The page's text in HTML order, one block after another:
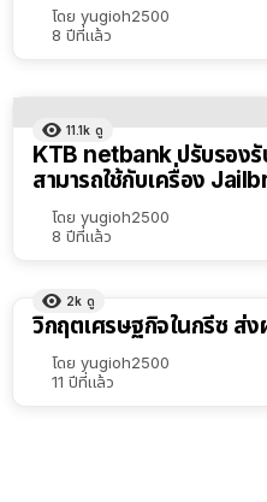
ตามโดย yugioh2500
8 ปีที่แล้ว
11.1k ดู
KTB netbank ปรับรอง
สามารถใช้กับเครื่อง
โดย yugioh2500
8 ปีที่แล้ว
2k ดู
วิกฤตเศรษฐกิจในกรีซ ส่
โดย yugioh2500
11 ปีที่แล้ว